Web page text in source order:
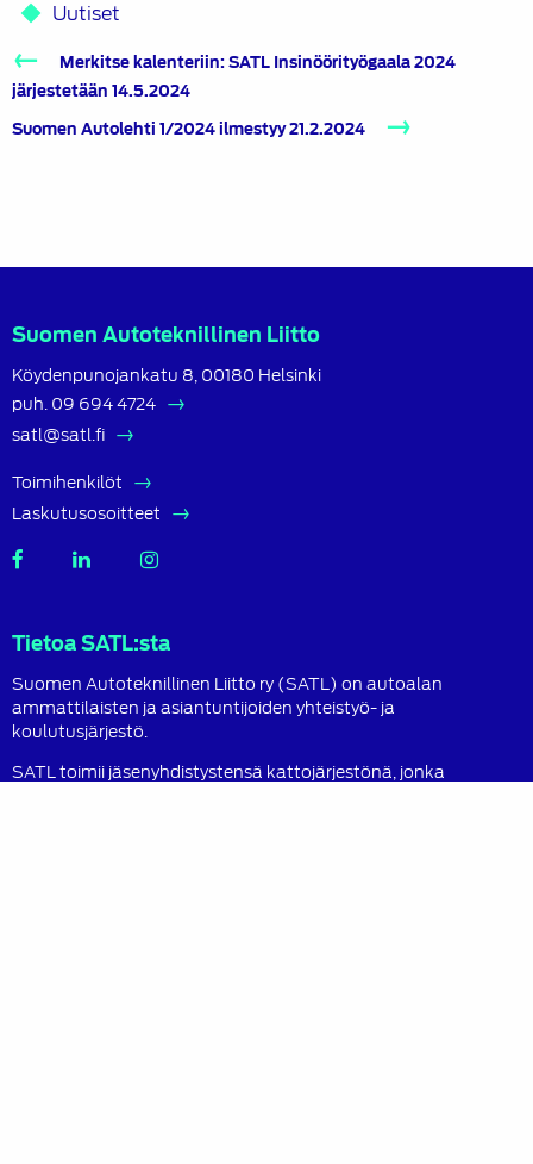
Uutiset
Artikkelien
selausMerkitse kalenteriin: SATL Insinöörityögaala 2024
järjestetään 14.5.2024
Suomen Autolehti 1/2024 ilmestyy 21.2.2024
Suomen Autoteknillinen Liitto
Köydenpunojankatu 8, 00180 Helsinki
puh. 09 694 4724
satl@satl.fi
Toimihenkilöt
Laskutusosoitteet
SATL
SATL
Tietoa SATL:sta
Suomen Autoteknillinen Liitto ry (SATL) on autoalan
ammattilaisten ja asiantuntijoiden yhteistyö- ja
koulutusjärjestö.
SATL toimii jäsenyhdistystensä kattojärjestönä, jonka